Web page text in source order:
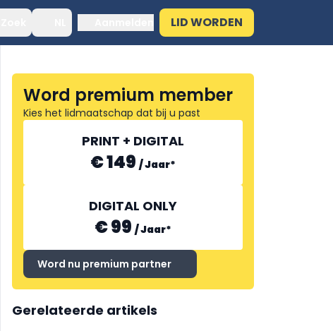
LID WORDEN
Word premium member
Kies het lidmaatschap dat bij u past
PRINT + DIGITAL
€ 149 /Jaar*
DIGITAL ONLY
€ 99 /Jaar*
Word nu premium partner
Gerelateerde artikels